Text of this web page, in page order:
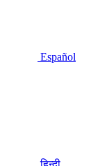
Español